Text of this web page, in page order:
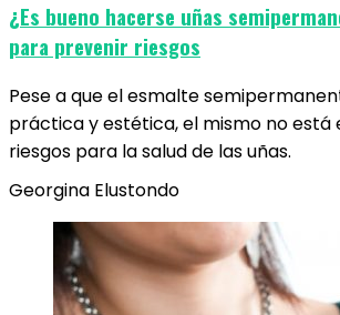
¿Es bueno hacerse uñas
para prevenir riesgos
Pese a que el esmalte
práctica y estética, el mismo no está
riesgos para la salud de las uñas.
Georgina Elustondo